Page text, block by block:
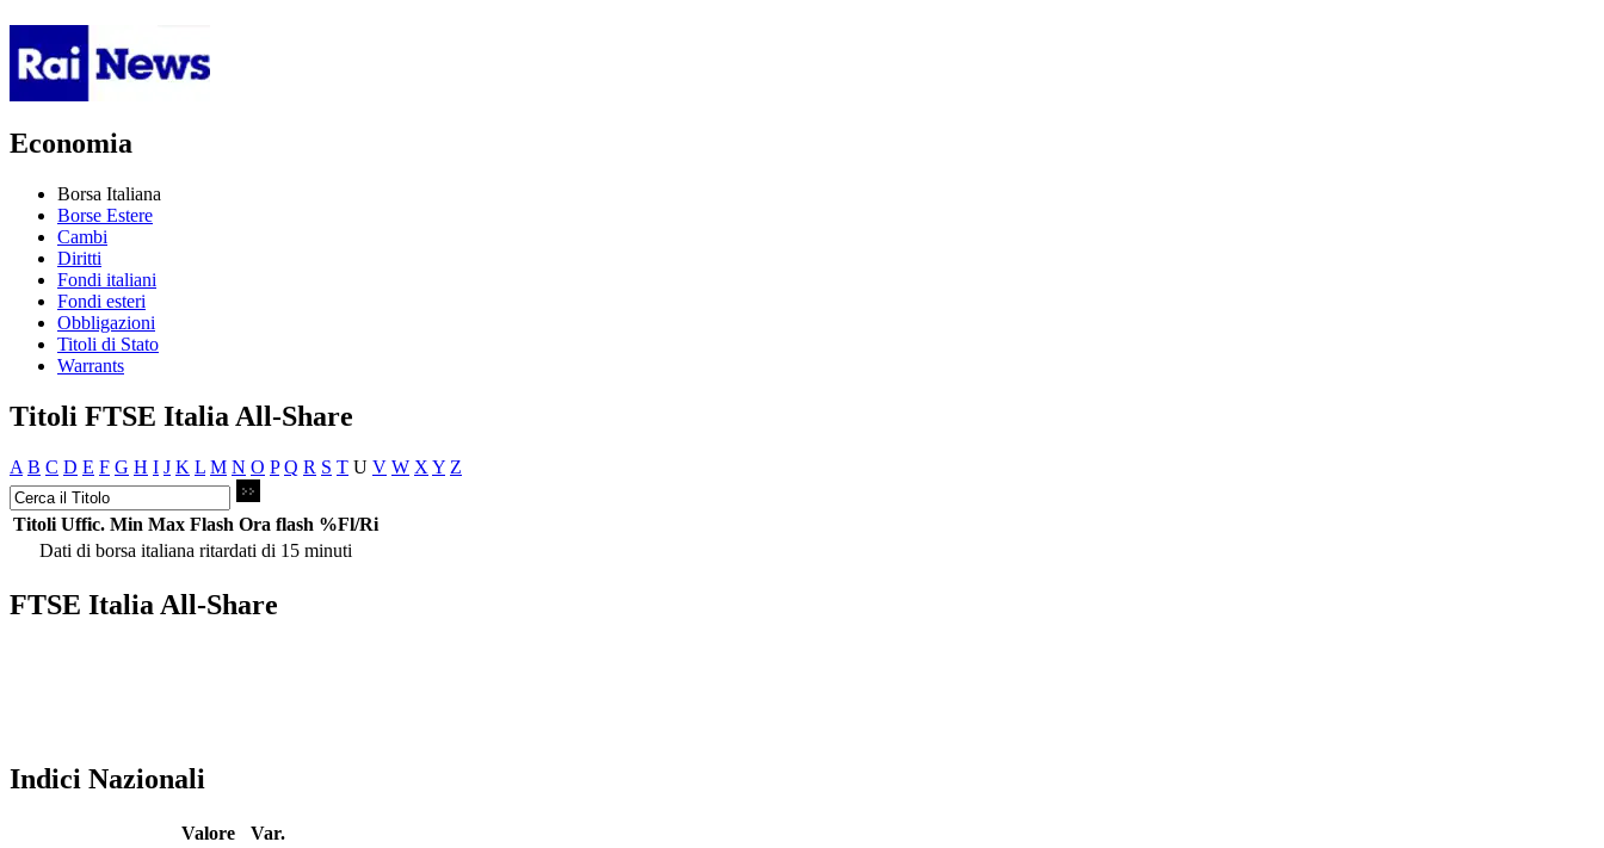
Economia
Borsa Italiana
Borse Estere
Cambi
Diritti
Fondi italiani
Fondi esteri
Obbligazioni
Titoli di Stato
Warrants
Titoli FTSE Italia All-Share
A B C D E F G H I J K L M N O P Q R S T U V W X Y Z
Titoli Uffic. Min Max Flash Ora flash %Fl/Ri
Dati di borsa italiana ritardati di 15 minuti
FTSE Italia All-Share
Indici Nazionali
Valore
Var.